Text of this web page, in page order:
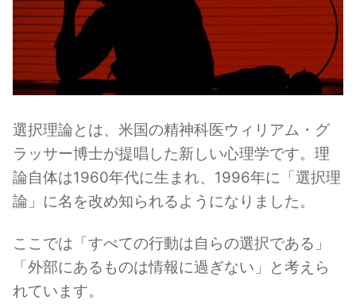
選択理論とは、米国の精神科医ウィリアム・グ
ラッサー博士が提唱した新しい心理学です。理
論自体は1960年代に生まれ、1996年に「選択理
論」に名を改め知られるようになりました。
ここでは「すべての行動は自らの選択である」
「外部にあるものは情報に過ぎない」と考えら
れています。